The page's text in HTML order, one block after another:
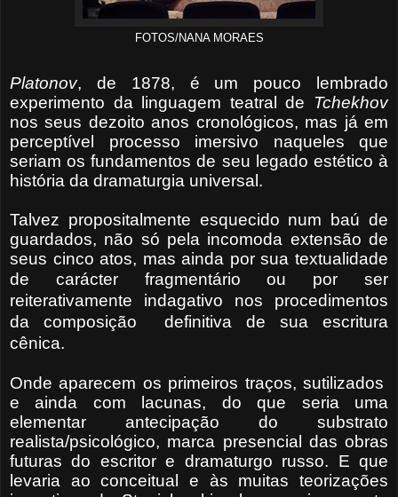
FOTOS/NANA MORAES
Platonov, de 1878, é um pouco lembrado
experimento da linguagem teatral de Tchekhov
nos seus dezoito anos cronológicos, mas já em
perceptível processo imersivo naqueles que
seriam os fundamentos de seu legado estético à
história da dramaturgia universal.
Talvez propositalmente esquecido num baú de
guardados, não só pela incomoda extensão de
seus cinco atos, mas ainda por sua textualidade
de carácter fragmentárioou por ser
reiterativamente indagativo nos procedimentos
da composição definitiva de sua escritura
cênica.
Onde aparecem os primeiros traços, sutilizados
e ainda com lacunas, do que seria uma
elementar antecipação do substrato
realista/psicológico, marca presencial das obras
futuras do escritor e dramaturgo russo. E que
levaria ao conceitual e às muitas teorizações